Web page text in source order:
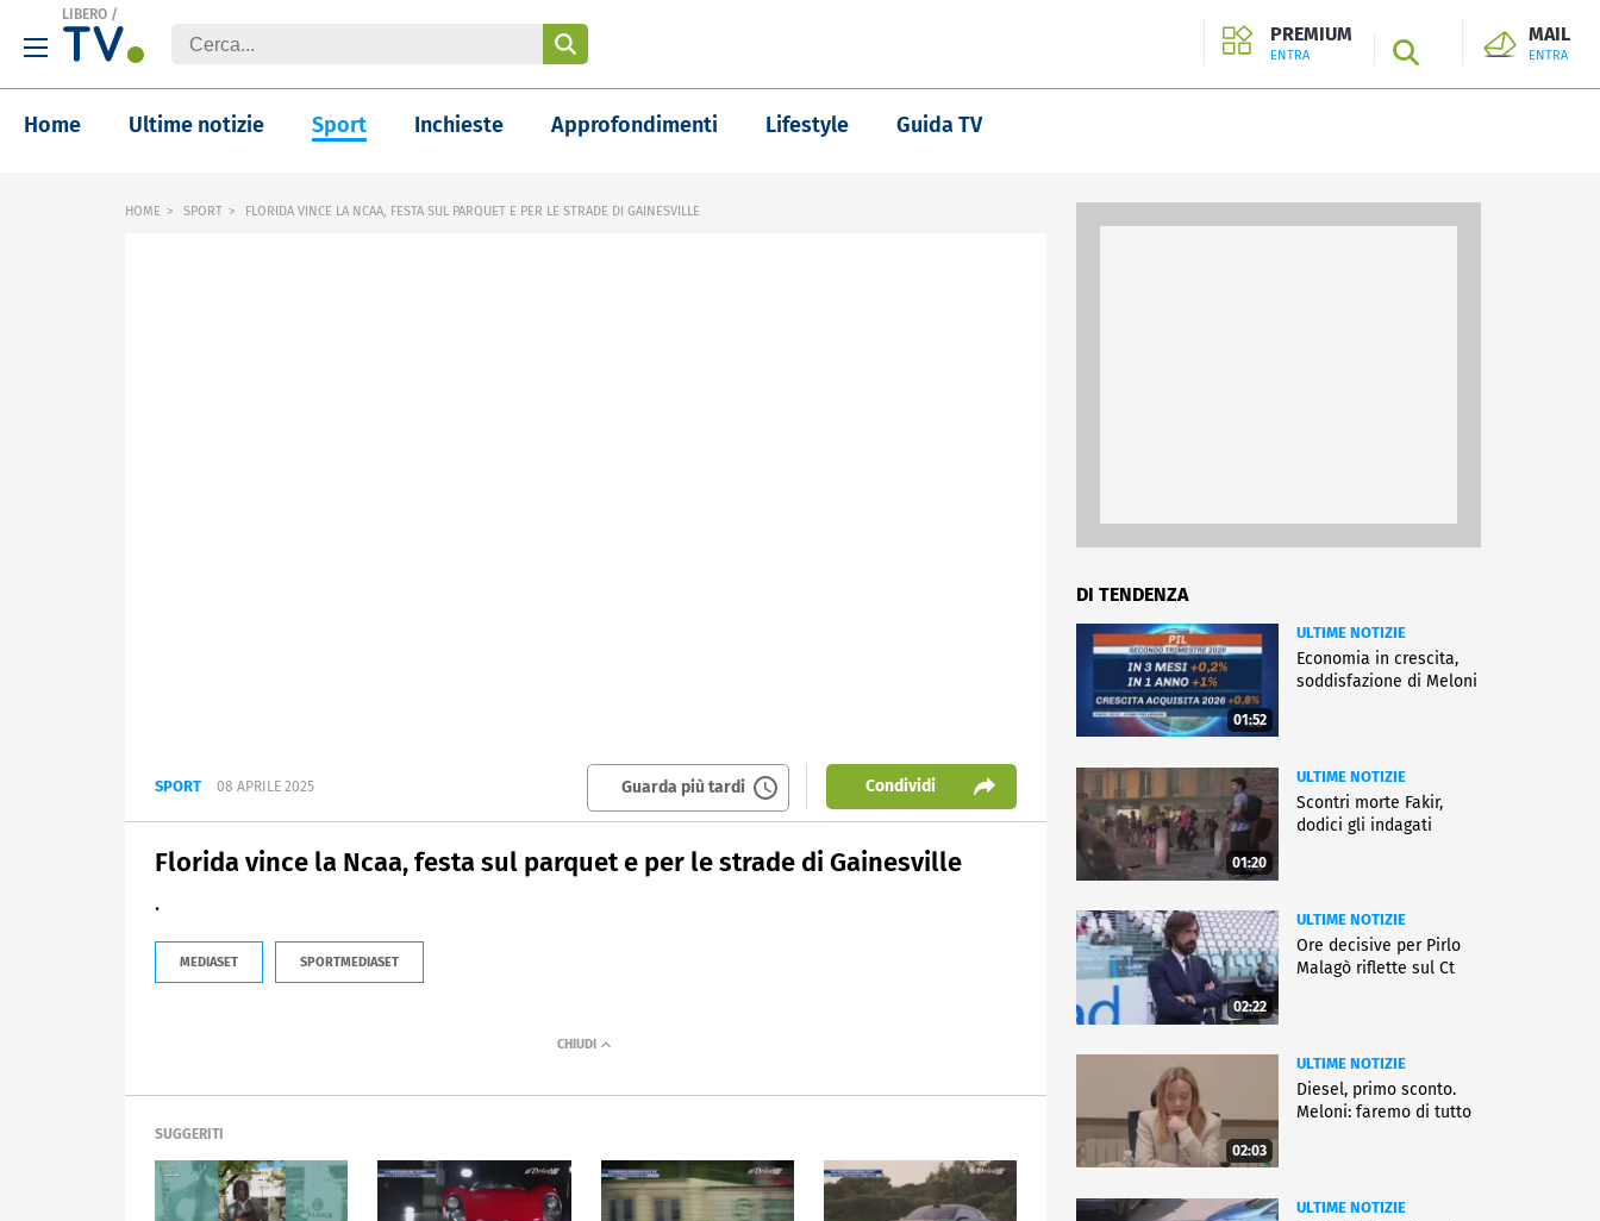
LIBERO /
PREMIUM
ENTRA SEARCH
MAIL
ENTRA
Home Ultime notizie Sport Inchieste Approfondimenti Lifestyle Guida TV
HOME SPORT FLORIDA VINCE LA NCAA, FESTA SUL PARQUET E PER LE STRADE DI GAINESVILLE
SPORT 08 APRILE 2025 Guarda più tardi Condividi
Florida vince la Ncaa, festa sul parquet e per le strade di Gainesville
.
MEDIASET SPORTMEDIASET
SUGGERITI
DI TENDENZA
01:52
ULTIME NOTIZIE
Economia in crescita,
soddisfazione di Meloni
01:20
ULTIME NOTIZIE
Scontri morte Fakir,
dodici gli indagati
02:22
ULTIME NOTIZIE
Ore decisive per Pirlo
Malagò riflette sul Ct
02:03
ULTIME NOTIZIE
Diesel, primo sconto.
Meloni: faremo di tutto
ULTIME NOTIZIE